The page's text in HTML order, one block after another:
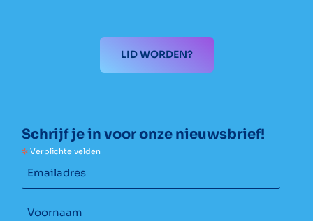
LID WORDEN?
Schrijf je in voor onze nieuwsbrief!
* Verplichte velden